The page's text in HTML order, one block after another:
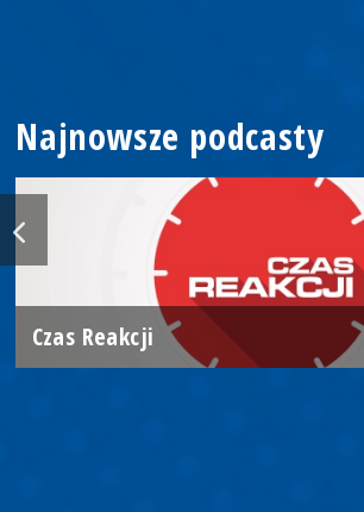
Najnowsze podcasty
Czas Reakcji